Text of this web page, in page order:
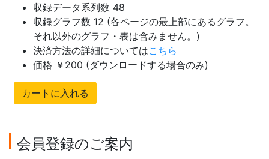
収録データ系列数 48
収録グラフ数 12 (各ページの最上部にあるグラフ。
それ以外のグラフ・表は含みません。)
決済方法の詳細についてはこちら
価格 ￥200 (ダウンロードする場合のみ)
カートに入れる
会員登録のご案内